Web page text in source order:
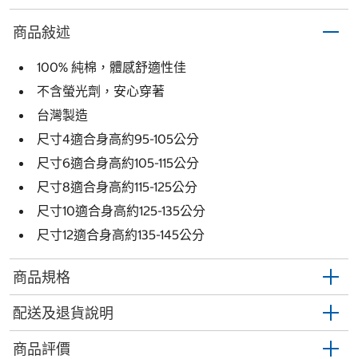
商品敍述
100% 純棉，體感舒適性佳
不含螢光劑，安心穿著
台灣製造
尺寸4適合身高約95-105公分
尺寸6適合身高約105-115公分
尺寸8適合身高約115-125公分
尺寸10適合身高約125-135公分
尺寸12適合身高約135-145公分
商品規格
配送及退貨說明
商品評價